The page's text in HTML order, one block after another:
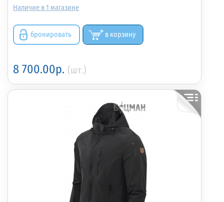
1
бронировать в корзину
8 700.00р. (шт.)